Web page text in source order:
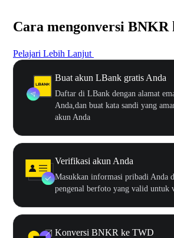
Cara mengonversi BNKR
Pelajari Lebih Lanjut
Buat akun LBank gratis Anda
Daftar di LBank dengan alamat
Anda,dan buat kata sandi yang
akun Anda
Verifikasi akun Anda
Masukkan informasi pribadi Anda
pengenal berfoto yang valid untuk
Konversi BNKR ke TWD